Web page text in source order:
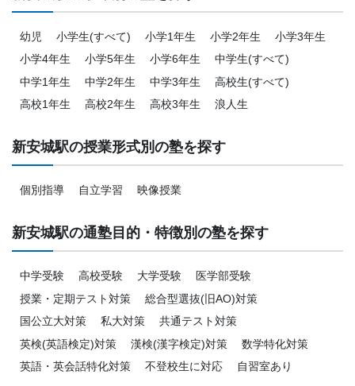
幼児 小学生(すべて) 小学1年生 小学2年生
小学3年生
小学4年生
小学5年生 小学6年生
中学生(すべて)
中学1年生
中学2年生 中学3年生
高校生(すべて)
高校1年生
高校2年生 高校3年生 浪人生
新安城駅の授業形式別の塾を探す
個別指導 自立学習 映像授業
新安城駅の通塾目的・特徴別の塾を探す
中学受験 高校受験 大学受験
医学部受験
授業・定期テスト対策
総合型選抜(旧AO)対策
国公立大対策
私大対策
共通テスト対策
英検(英語検定)対策
漢検(漢字検定)対策
数学特化対策
英語・英会話特化対策
不登校生に対応 自習室あり